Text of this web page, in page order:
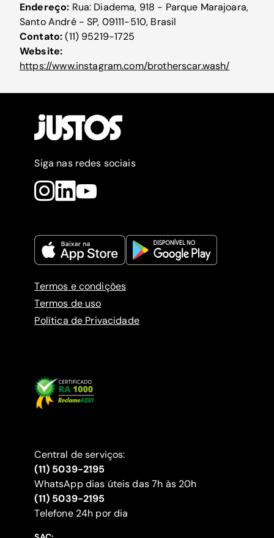
Endereço: Rua: Diadema, 918 - Parque Marajoara,
Santo André - SP, 09111-510, Brasil
Contato:(11) 95219-1725
Website:
https://www.instagram.com/brotherscar.wash/
Siga nas redes sociais
Termos e condições
Termos de uso
Política de Privacidade
Central de serviços:
(11) 5039-2195
WhatsApp dias úteis das 7h às 20h
(11) 5039-2195
‍Telefone 24h por dia